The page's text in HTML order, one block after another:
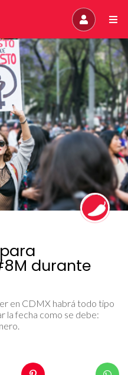
durante
en CDMX habrá todo tipo
la fecha como se debe: